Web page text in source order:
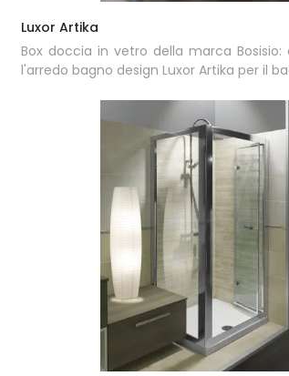
Luxor Artika
Box doccia in vetro della marca
l'arredo bagno design Luxor Artika per il